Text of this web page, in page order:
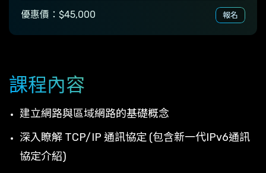
優惠價：$45,000 報名
課程內容
建立網路與區域網路的基礎概念
深入瞭解 TCP/IP 通訊協定 (包含新一代IPv6通訊
協定介紹)